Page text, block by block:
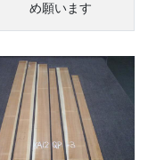
め願います